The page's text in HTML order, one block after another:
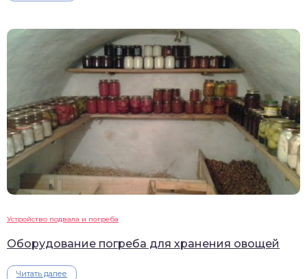
Устройство подвала и погреба
Оборудование погреба для хранения овощей
Читать далее